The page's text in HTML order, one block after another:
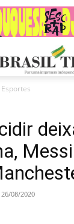
Esportes
26/08/2020